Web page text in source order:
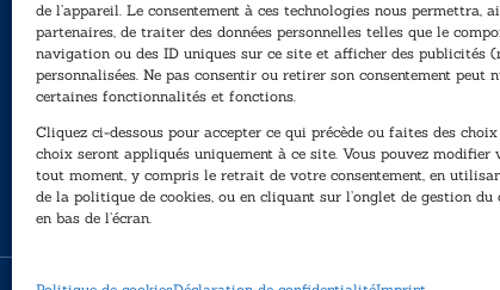
de l’appareil. Le consentement à ces technologies nous permettra,
partenaires, de traiter des données personnelles telles que le
navigation ou des ID uniques sur ce site et afficher des publicités
personnalisées. Ne pas consentir ou retirer son consentement peut
certaines fonctionnalités et fonctions.
Cliquez ci-dessous pour accepter ce qui précède ou faites des
choix seront appliqués uniquement à ce site. Vous pouvez modifier
tout moment, y compris le retrait de votre consentement, en
de la politique de cookies, ou en cliquant sur l’onglet de gestion du
en bas de l’écran.
40, rue du Louvre 75001 Paris
01 76 50 38 88
Horaires du standard
De mardi à vendredi :
9h - 12h et 13h30 - 16h30
Lundi, samedi et dimanche : fermé